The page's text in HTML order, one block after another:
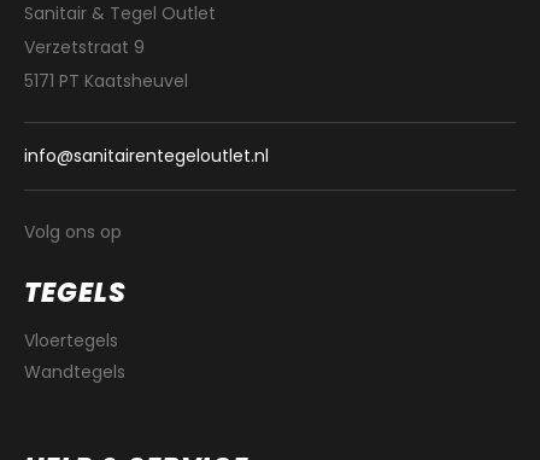
Sanitair & Tegel Outlet
Verzetstraat 9
5171 PT Kaatsheuvel
info@sanitairentegeloutlet.nl
Volg ons op
TEGELS
Vloertegels
Wandtegels